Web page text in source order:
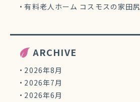
有料老人ホーム コスモスの家田尻
ARCHIVE
2026年8月
2026年7月
2026年6月